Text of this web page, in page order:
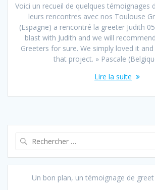
Voici un recueil de quelques témoignages
leurs rencontres avec nos Toulouse
(Espagne) a rencontré la greeter Judith
blast with Judith and we will
Greeters for sure. We simply loved it
that project. » Pascale
Lire la suite
Un bon plan, un témoignage de